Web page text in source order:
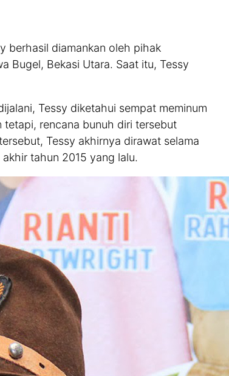
berhasil diamankan oleh pihak
Bugel, Bekasi Utara. Saat itu, Tessy
Tessy diketahui sempat meminum
rencana bunuh diri tersebut
Tessy akhirnya dirawat selama
tahun 2015 yang lalu.